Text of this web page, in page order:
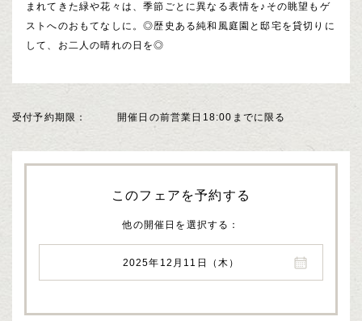
まれてきた緑や花々は、季節ごとに異なる表情を♪その眺望もゲ
ストへのおもてなしに。◎歴史ある純和風庭園と邸宅を貸切りに
して、お二人の晴れの日を◎
受付予約期限 開催日の前営業日18:00までに限る
このフェアを予約する
他の開催日を選択する
2025年12月11日（木）